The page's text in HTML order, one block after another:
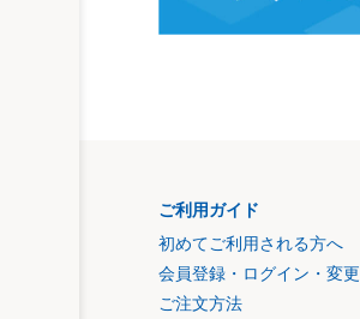
ご利用ガイド
初めてご利用される方へ
会員登録・ログイン・変更
ご注文方法